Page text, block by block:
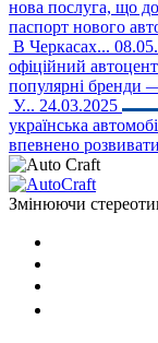
нова послуга, що
паспорт нового
В Черкасах...
офіційний
популярні бренди
У... 24.03.2025
українська
впевнено
Змінюючи